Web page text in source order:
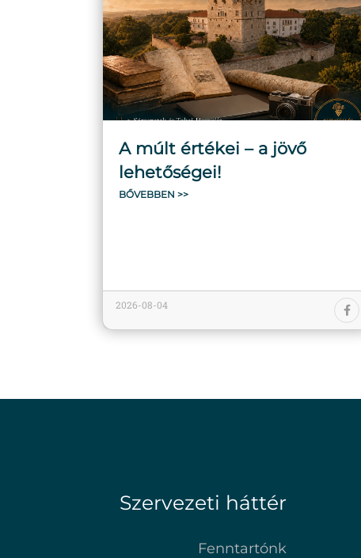
A múlt értékei – a jövő
lehetőségei!
BŐVEBBEN >>
2026-08-04
Szervezeti háttér
Fenntartónk